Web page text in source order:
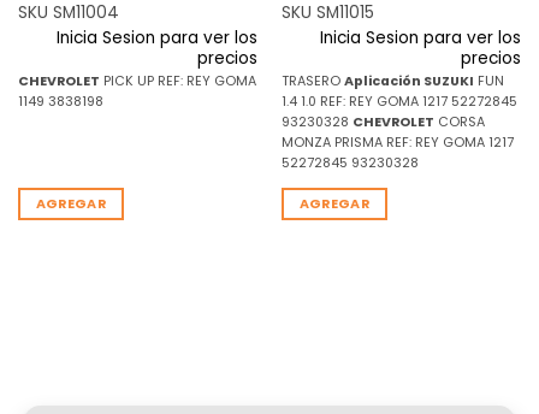
SKU SM11004
Inicia Sesion para ver los
precios
CHEVROLET PICK UP REF: REY GOMA
1149 3838198
AGREGAR
SKU SM11015
Inicia Sesion para ver los
precios
TRASERO Aplicación SUZUKI FUN
1.4 1.0 REF: REY GOMA 1217 52272845
93230328 CHEVROLET CORSA
MONZA PRISMA REF: REY GOMA 1217
52272845 93230328
AGREGAR